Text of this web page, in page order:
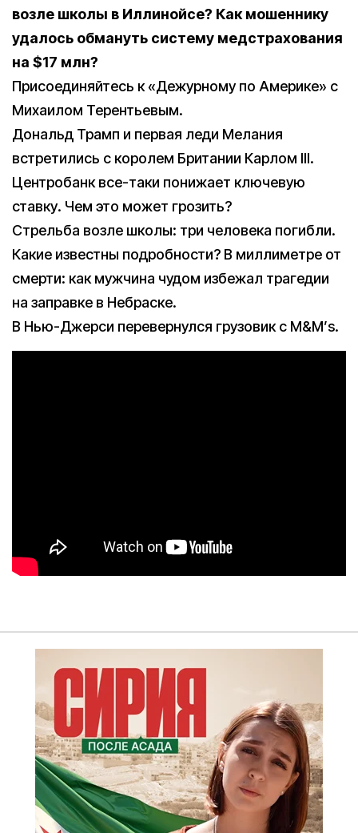
возле школы в Иллинойсе? Как мошеннику
удалось обмануть систему медстрахования
на $17 млн?
Присоединяйтесь к «Дежурному по Америке» с
Михаилом Терентьевым.
Дональд Трамп и первая леди Мелания
встретились с королем Британии Карлом III.
Центробанк все-таки понижает ключевую
ставку. Чем это может грозить?
Стрельба возле школы: три человека погибли.
Какие известны подробности? В миллиметре от
смерти: как мужчина чудом избежал трагедии
на заправке в Небраске.
В Нью-Джерси перевернулся грузовик с М&М’s.